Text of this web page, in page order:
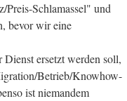
Preis-Schlamassel" und
bevor wir eine
ersetzt werden soll,
Betrieb/Knowhow-
ist niemandem